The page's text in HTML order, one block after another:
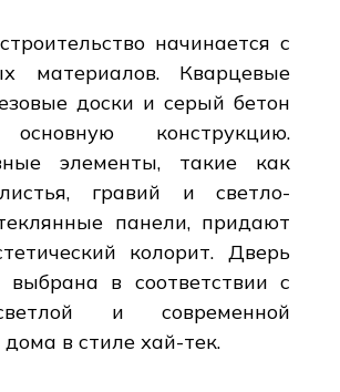
начинается с
материалов. Кварцевые
доски и серый бетон
конструкцию.
элементы, такие как
гравий и светло-
панели, придают
колорит. Дверь
выбрана в соответствии с
и современной
в стиле хай-тек.